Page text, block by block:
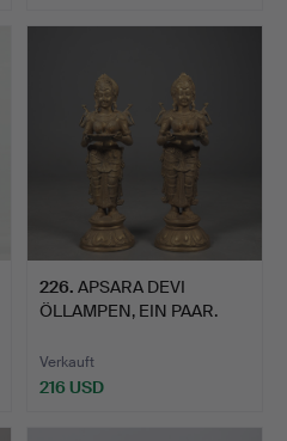
226. APSARA DEVI
ÖLLAMPEN, EIN PAAR.
Verkauft
216 USD